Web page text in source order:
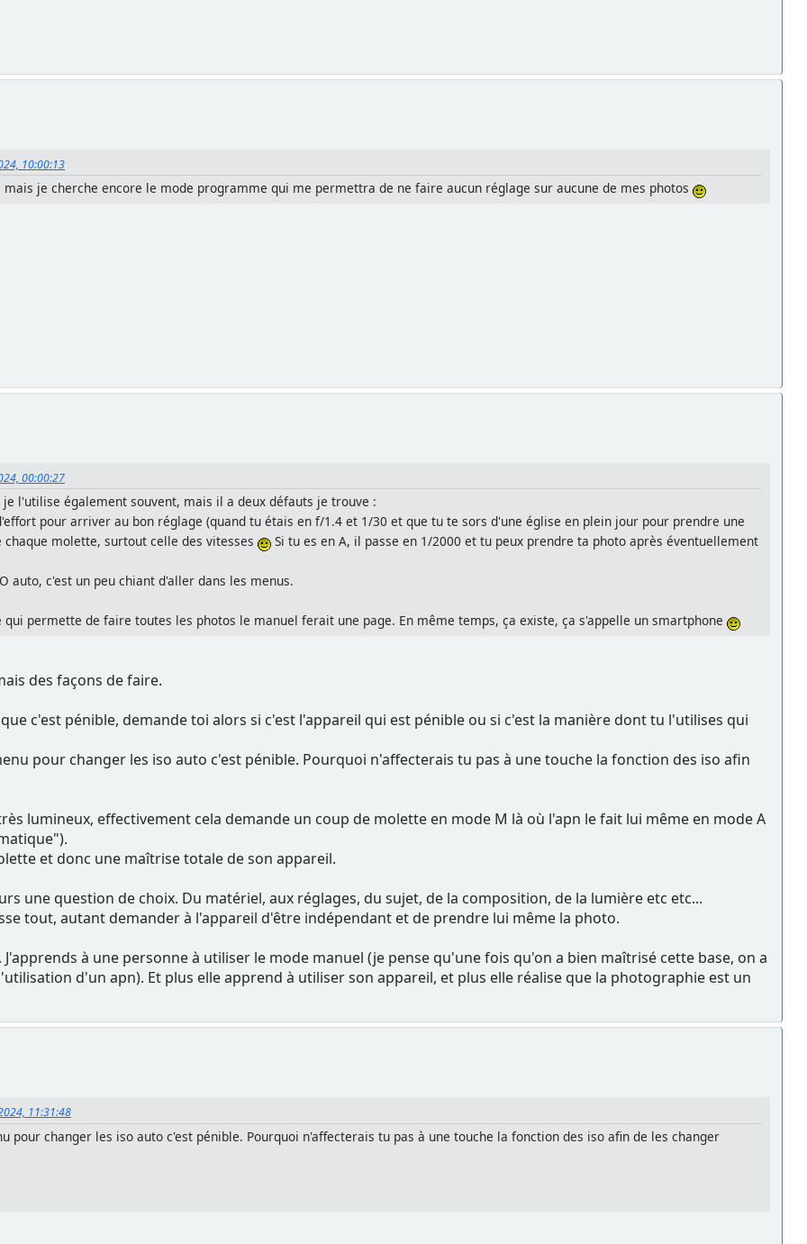
10:00:13
je cherche encore le mode programme qui me permettra de ne faire aucun réglage sur aucune de mes photos
00:00:27
l'utilise également souvent, mais il a deux défauts je trouve :
pour arriver au bon réglage (quand tu étais en f/1.4 et 1/30 et que tu te sors d'une église en plein jour pour prendre une
molette, surtout celle des vitesses
Si tu es en A, il passe en 1/2000 et tu peux prendre ta photo après éventuellement
auto, c'est un peu chiant d'aller dans les menus.
permette de faire toutes les photos le manuel ferait une page. En même temps, ça existe, ça s'appelle un smartphone
des façons de faire.
c'est pénible, demande toi alors si c'est l'appareil qui est pénible ou si c'est la manière dont tu l'utilises qui
pour changer les iso auto c'est pénible. Pourquoi n'affecterais tu pas à une touche la fonction des iso afin
lumineux, effectivement cela demande un coup de molette en mode M là où l'apn le fait lui même en mode A
et donc une maîtrise totale de son appareil.
une question de choix. Du matériel, aux réglages, du sujet, de la composition, de la lumière etc etc...
tout, autant demander à l'appareil d'être indépendant et de prendre lui même la photo.
à une personne à utiliser le mode manuel (je pense qu'une fois qu'on a bien maîtrisé cette base, on a
d'un apn). Et plus elle apprend à utiliser son appareil, et plus elle réalise que la photographie est un
11:31:48
pour changer les iso auto c'est pénible. Pourquoi n'affecterais tu pas à une touche la fonction des iso afin de les changer